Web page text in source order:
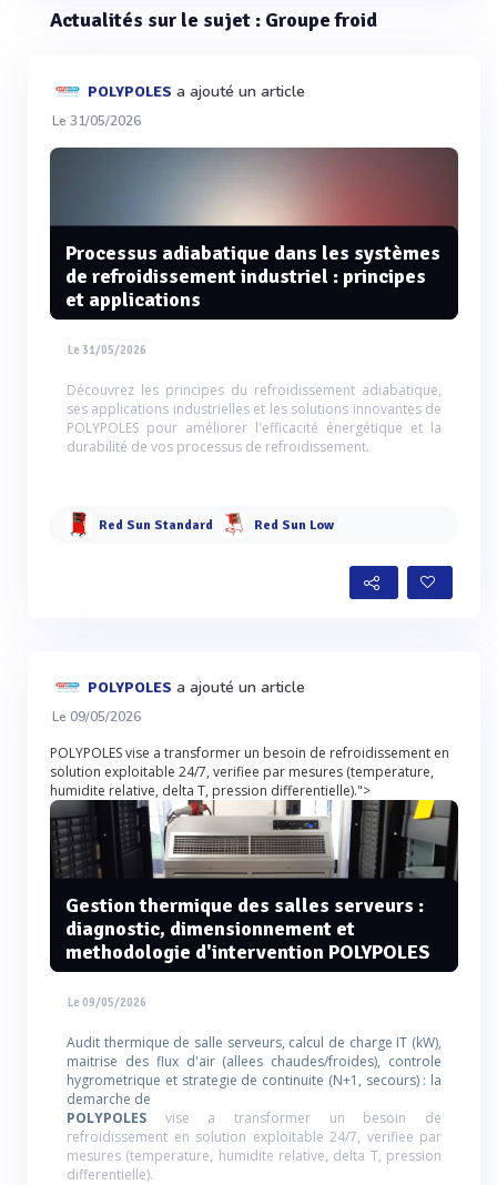
Actualités sur le sujet : Groupe froid
POLYPOLES a ajouté un article
Le 31/05/2026
Processus adiabatique dans les systèmes
de refroidissement industriel : principes
et applications
Le 31/05/2026
Découvrez les principes du refroidissement adiabatique,
ses applications industrielles et les solutions innovantes de
POLYPOLES pour améliorer l'efficacité énergétique et la
durabilité de vos processus de refroidissement.
Red Sun Standard Red Sun Low
POLYPOLES a ajouté un article
Le 09/05/2026
POLYPOLES vise a transformer un besoin de refroidissement en
solution exploitable 24/7, verifiee par mesures (temperature,
humidite relative, delta T, pression differentielle).">
Gestion thermique des salles serveurs :
diagnostic, dimensionnement et
methodologie d'intervention POLYPOLES
Le 09/05/2026
Audit thermique de salle serveurs, calcul de charge IT (kW),
maitrise des flux d'air (allees chaudes/froides), controle
hygrometrique et strategie de continuite (N+1, secours) : la
demarche de
POLYPOLES vise a transformer un besoin de
refroidissement en solution exploitable 24/7, verifiee par
mesures (temperature, humidite relative, delta T, pression
differentielle).